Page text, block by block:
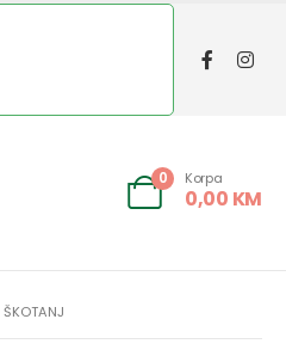
0 Korpa
0,00 KM
ŠKOTANJ